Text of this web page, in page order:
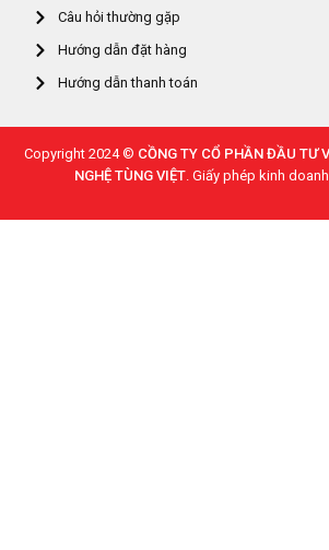
Câu hỏi thường gặp
Hướng dẫn đặt hàng
Hướng dẫn thanh toán
Copyright 2024 © CỒNG TY CỔ PHẦN ĐẦU TƯ
NGHỆ TÙNG VIỆT. Giấy phép kinh